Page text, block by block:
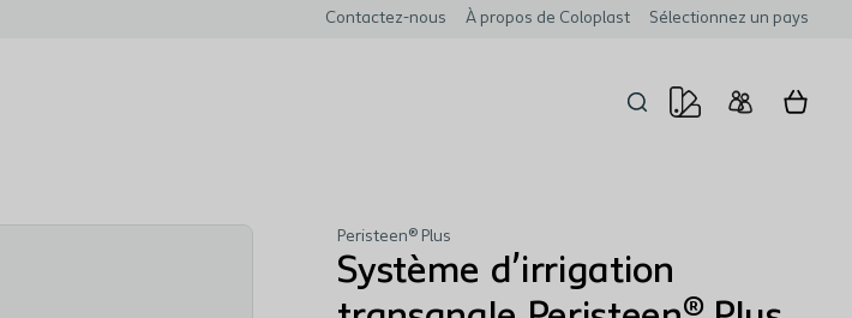
Contactez-nous À propos de Coloplast Sélectionnez un pays
Peristeen® Plus
Système d’irrigation